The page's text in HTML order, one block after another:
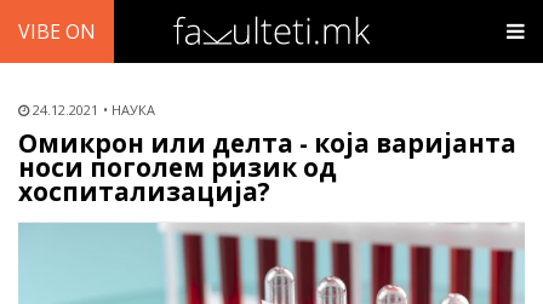
VIBE ON
24.12.2021 НАУКА
Омикрон или делта - која варијанта
носи поголем ризик од
хоспитализација?